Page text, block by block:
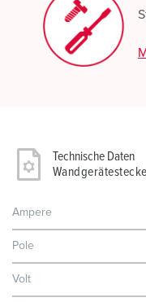
Technische Daten
Ampere
Pole
Volt